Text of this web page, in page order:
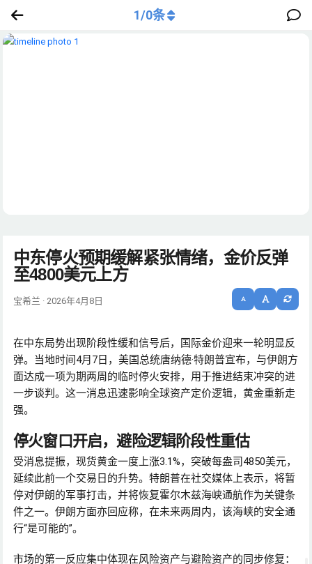
中东停火预期缓解紧张情绪，金价反弹
至4800美元上方
宝希兰 · 2026年4月8日
在中东局势出现阶段性缓和信号后，国际金价迎来一轮明显反
弹。当地时间4月7日，美国总统唐纳德·特朗普宣布，与伊朗方
面达成一项为期两周的临时停火安排，用于推进结束冲突的进
一步谈判。这一消息迅速影响全球资产定价逻辑，黄金重新走
强。
停火窗口开启，避险逻辑阶段性重估
受消息提振，现货黄金一度上涨3.1%，突破每盎司4850美元，
延续此前一个交易日的升势。特朗普在社交媒体上表示，将暂
停对伊朗的军事打击，并将恢复霍尔木兹海峡通航作为关键条
件之一。伊朗方面亦回应称，在未来两周内，该海峡的安全通
行“是可能的”。
市场的第一反应集中体现在风险资产与避险资产的同步修复：
1/0条